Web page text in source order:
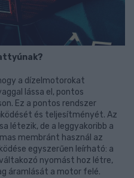
a dízelmotorokat
lássa el, pontos
Ez a pontos rendszer
és teljesítményét. Az
létezik, de a leggyakoribb a
membránt használ az
egyszerűen leírható: a
nyomást hoz létre,
áramlását a motor felé.